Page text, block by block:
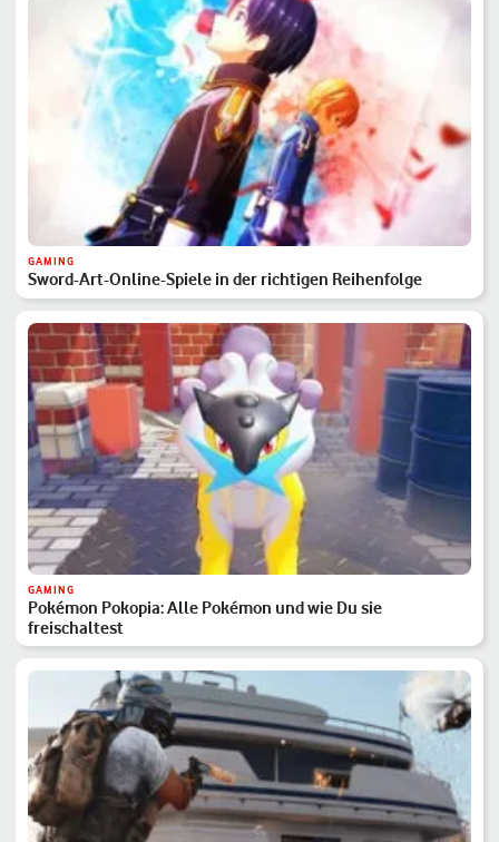
GAMING
Sword-Art-Online-Spiele in der richtigen Reihenfolge
GAMING
Pokémon Pokopia: Alle Pokémon und wie Du sie
freischaltest